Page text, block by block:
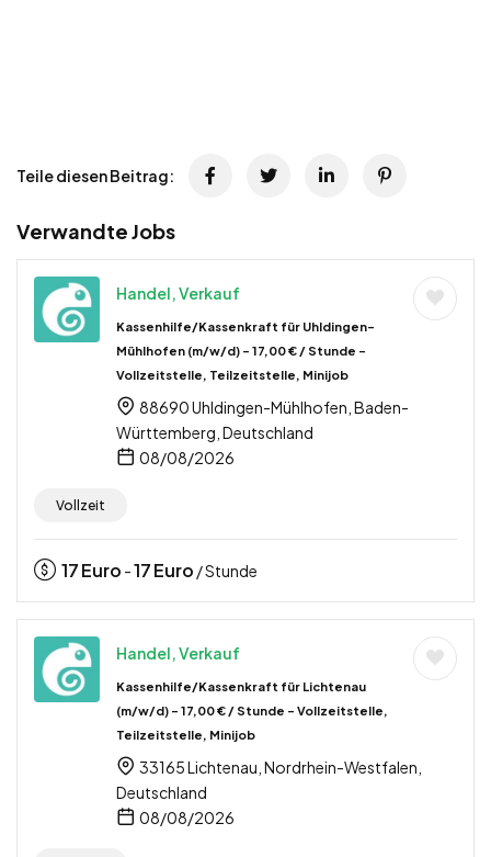
Teile diesen Beitrag:
Verwandte Jobs
Handel, Verkauf
Kassenhilfe/Kassenkraft für Uhldingen-
Mühlhofen (m/w/d) – 17,00 € / Stunde –
Vollzeitstelle, Teilzeitstelle, Minijob
88690 Uhldingen-Mühlhofen, Baden-
Württemberg, Deutschland
08/08/2026
Vollzeit
17Euro -17Euro / Stunde
Handel, Verkauf
Kassenhilfe/Kassenkraft für Lichtenau
(m/w/d) – 17,00 € / Stunde – Vollzeitstelle,
Teilzeitstelle, Minijob
33165 Lichtenau, Nordrhein-Westfalen,
Deutschland
08/08/2026